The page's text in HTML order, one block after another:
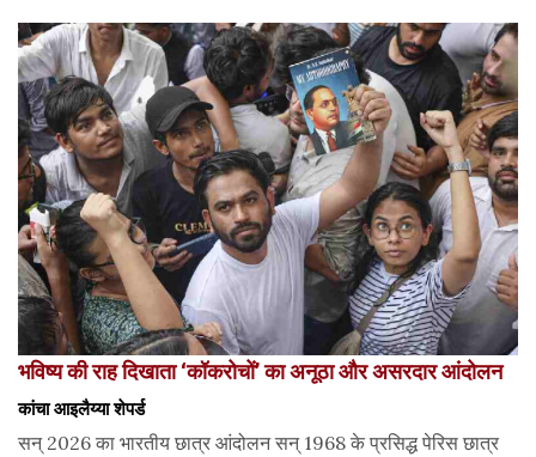
भविष्य की राह दिखाता ‘कॉकरोचों’ का अनूठा और असरदार आंदोलन
कांचा आइलैय्या शेपर्ड
सन् 2026 का भारतीय छात्र आंदोलन सन् 1968 के प्रसिद्ध पेरिस छात्र